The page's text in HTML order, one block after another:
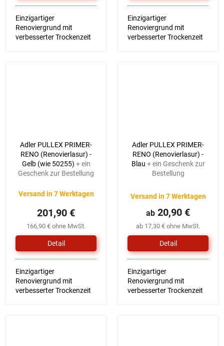
Einzigartiger
Renoviergrund mit
verbesserter Trockenzeit
Einzigartiger
Renoviergrund mit
verbesserter Trockenzeit
Adler PULLEX PRIMER-
RENO (Renovierlasur) -
Gelb (wie 50255) + ein
Geschenk zur Bestellung
Versand in 7 Werktagen
166,90 € ohne MwSt.
201,90 €
Detail
Einzigartiger
Renoviergrund mit
verbesserter Trockenzeit
Adler PULLEX PRIMER-
RENO (Renovierlasur) -
Blau + ein Geschenk zur
Bestellung
Versand in 7 Werktagen
ab 17,30 € ohne MwSt.
ab 20,90 €
Detail
Einzigartiger
Renoviergrund mit
verbesserter Trockenzeit